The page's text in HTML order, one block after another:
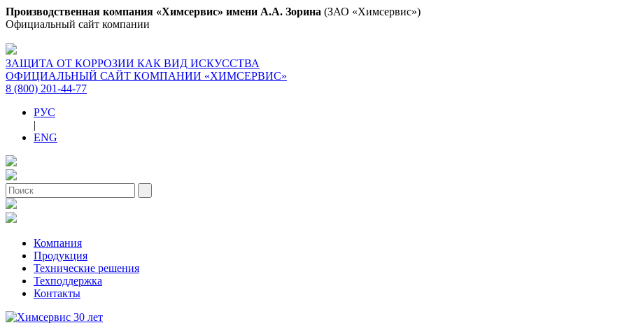
Производственная компания «Химсервис» имени А.А. Зорина (ЗАО «Химсервис»)
Официальный сайт компании
ЗАЩИТА ОТ КОРРОЗИИ КАК ВИД ИСКУССТВА
ОФИЦИАЛЬНЫЙ САЙТ КОМПАНИИ «ХИМСЕРВИС»
8 (800) 201-44-77
РУС
|
ENG
Компания
Продукция
Технические решения
Техподдержка
Контакты